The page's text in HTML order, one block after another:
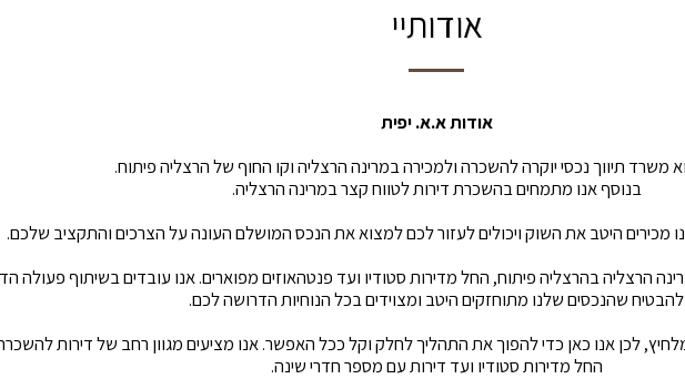
אודותיי
אודות א.א. יפית
משרד תיווך נכסי יוקרה להשכרה ולמכירה במרינה הרצליה וקו החוף של הרצליה פיתוח.
בנוסף אנו מתמחים בהשכרת דירות לטווח קצר במרינה הרצליה.
מכירים היטב את השוק ויכולים לעזור לכם למצוא את הנכס המושלם העונה על הצרכים והתקציב שלכם.
הרצליה בהרצליה פיתוח, החל מדירות סטודיו ועד פנטהאוזים מפוארים. אנו עובדים בשיתוף פעולה
להבטיח שהנכסים שלנו מתוחזקים היטב ומצוידים בכל הנוחיות הדרושה לכם.
לכן אנו כאן כדי להפוך את התהליך לחלק וקל ככל האפשר. אנו מציעים מגוון רחב של דירות
החל מדירות סטודיו ועד דירות עם מספר חדרי שינה.